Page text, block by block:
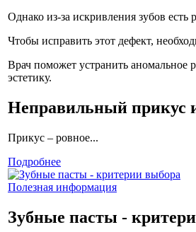
Однако из-за искривления зубов
Чтобы исправить этот дефект,
Врач поможет устранить аномальное
эстетику.
Неправильный прикус
Прикус – ровное...
Подробнее
Полезная информация
Зубные пасты -